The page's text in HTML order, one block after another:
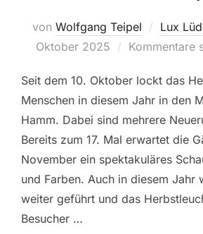
von Wolfgang Teipel Lux
Oktober 2025
Kommentare
Seit dem 10. Oktober lockt das
Menschen in diesem Jahr in den
Hamm. Dabei sind mehrere
Bereits zum 17. Mal erwartet die
November ein spektakuläres
und Farben. Auch in diesem Jahr
weiter geführt und das
Besucher …